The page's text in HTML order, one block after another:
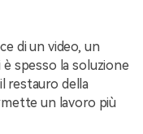
di un video, un
spesso la soluzione
restauro della
un lavoro più